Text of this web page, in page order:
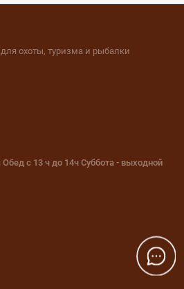
охоты, туризма и рыбалки
Обед с 13 ч до 14ч Суббота - выходной